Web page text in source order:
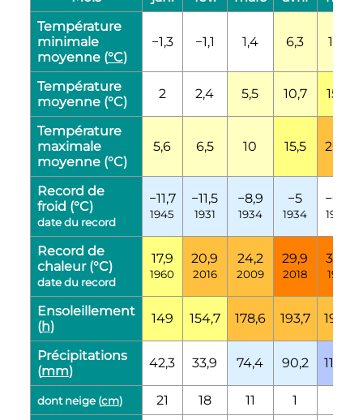
Température
minimale
moyenne (°C)
−1,3 −1,1 1,4 6,3 11,7
Température
moyenne (°C)
2 2,4 5,5 10,7 15,6
Température
maximale
moyenne (°C)
5,6 6,5 10 15,5 20,2
Record de
froid (°C)
date du record
−11,7
1945
−11,5
1931
−8,9
1934
−5
1934
−0,3
1934
Record de
chaleur (°C)
date du record
17,9
1960
20,9
2016
24,2
2009
29,9
2018
33,2
1961
Ensoleillement
(h)
149 154,7 178,6 193,7 191,9
Précipitations
(mm)
42,3 33,9 74,4 90,2 110,2
dont neige (cm) 21 18 11 1